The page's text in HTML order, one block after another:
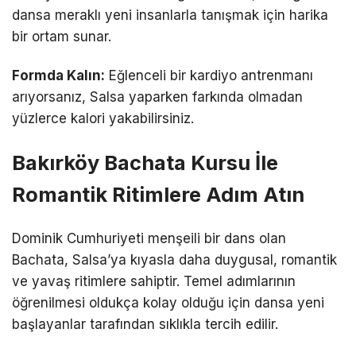
dansa meraklı yeni insanlarla tanışmak için harika
bir ortam sunar.
Formda Kalın: Eğlenceli bir kardiyo antrenmanı
arıyorsanız, Salsa yaparken farkında olmadan
yüzlerce kalori yakabilirsiniz.
Bakırköy Bachata Kursu İle
Romantik Ritimlere Adım Atın
Dominik Cumhuriyeti menşeili bir dans olan
Bachata, Salsa’ya kıyasla daha duygusal, romantik
ve yavaş ritimlere sahiptir. Temel adımlarının
öğrenilmesi oldukça kolay olduğu için dansa yeni
başlayanlar tarafından sıklıkla tercih edilir.